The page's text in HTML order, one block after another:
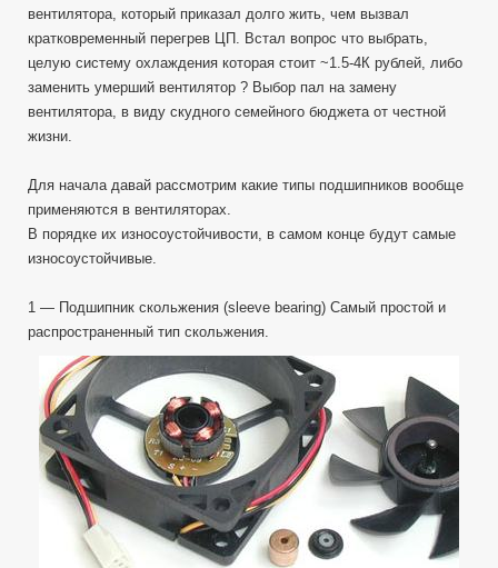
вентилятора, который приказал долго жить, чем вызвал
кратковременный перегрев ЦП. Встал вопрос что выбрать,
целую систему охлаждения которая стоит ~1.5-4К рублей, либо
заменить умерший вентилятор ? Выбор пал на замену
вентилятора, в виду скудного семейного бюджета от честной
жизни.
Для начала давай рассмотрим какие типы подшипников вообще
применяются в вентиляторах.
В порядке их износоустойчивости, в самом конце будут самые
износоустойчивые.
1 — Подшипник скольжения (sleeve bearing) Самый простой и
распространенный тип скольжения.